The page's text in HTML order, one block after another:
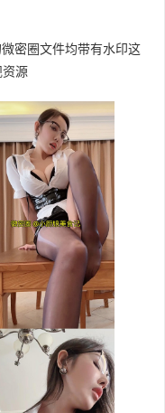
密圈文件均带有水印这
资源